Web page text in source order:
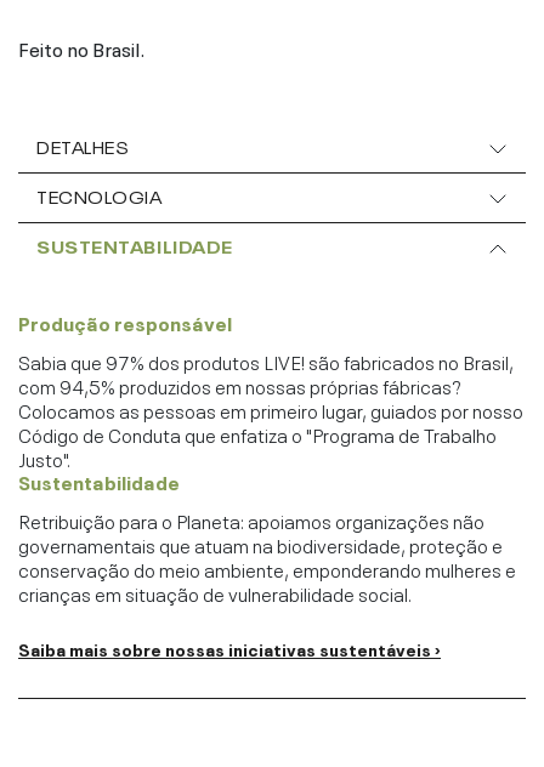
Feito no Brasil.
DETALHES
TECNOLOGIA
SUSTENTABILIDADE
Produção responsável
Sabia que 97% dos produtos LIVE! são fabricados no Brasil,
com 94,5% produzidos em nossas próprias fábricas?
Colocamos as pessoas em primeiro lugar, guiados por nosso
Código de Conduta que enfatiza o "Programa de Trabalho
Justo".
Sustentabilidade
Retribuição para o Planeta: apoiamos organizações não
governamentais que atuam na biodiversidade, proteção e
conservação do meio ambiente, emponderando mulheres e
crianças em situação de vulnerabilidade social.
Saiba mais sobre nossas iniciativas sustentáveis ›